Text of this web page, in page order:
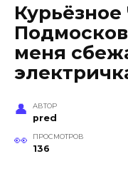
Курьёзное
меня
АВТОР
pred
ПРОСМОТРОВ
136